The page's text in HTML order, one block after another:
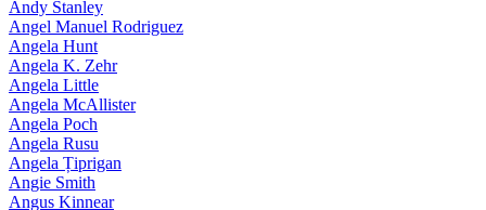
Andy Stanley
Angel Manuel Rodriguez
Angela Hunt
Angela K. Zehr
Angela Little
Angela McAllister
Angela Poch
Angela Rusu
Angela Țiprigan
Angie Smith
Angus Kinnear